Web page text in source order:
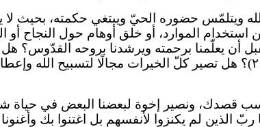
ويتلمّس حضوره الحيّ ويبتغي حكمته، بحيث لا
استخدام الموارد، أو خلق أوهام حول النجاح
يعلّمنا برحمته ويرشدنا بروحه القدّوس؟ هل
لدينا؟ هل نغتني به فنكون له كلّ يوم إلى أن تُطلب نفسنا منّا يومًا ما (لوقا ١٢: ٢٠ و٢١)؟ هل
قصدك، ونصير إخوة لبعضنا البعض في حياة
الذين لم يكنزوا لأنفسهم بل اغتنوا بك